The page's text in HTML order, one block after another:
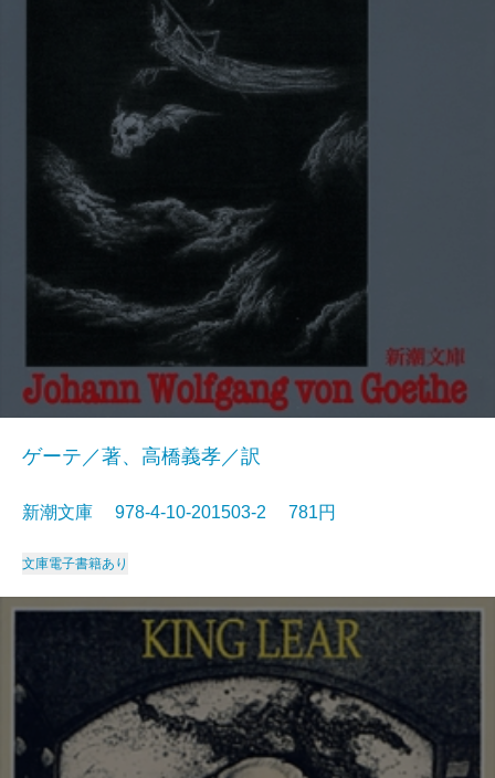
ゲーテ／著、高橋義孝／訳
新潮文庫 978-4-10-201503-2 781円
文庫電子書籍あり